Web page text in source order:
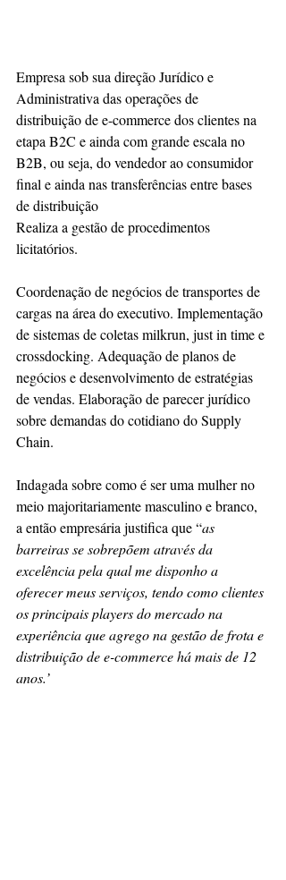
Empresa sob sua direção Jurídico e
Administrativa das operações de
distribuição de e-commerce dos clientes na
etapa B2C e ainda com grande escala no
B2B, ou seja, do vendedor ao consumidor
final e ainda nas transferências entre bases
de distribuição
Realiza a gestão de procedimentos
licitatórios.
Coordenação de negócios de transportes de
cargas na área do executivo. Implementação
de sistemas de coletas milkrun, just in time e
crossdocking. Adequação de planos de
negócios e desenvolvimento de estratégias
de vendas. Elaboração de parecer jurídico
sobre demandas do cotidiano do Supply
Chain.
Indagada sobre como é ser uma mulher no
meio majoritariamente masculino e branco,
a então empresária justifica que “as
barreiras se sobrepõem através da
excelência pela qual me disponho a
oferecer meus serviços, tendo como clientes
os principais players do mercado na
experiência que agrego na gestão de frota e
distribuição de e-commerce há mais de 12
anos.’